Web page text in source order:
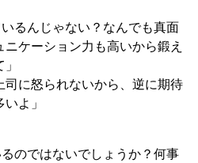
るんじゃない？なんでも真面
ケーション力も高いから鍛え
司に怒られないから、逆に期待
よ」
のではないでしょうか？何事